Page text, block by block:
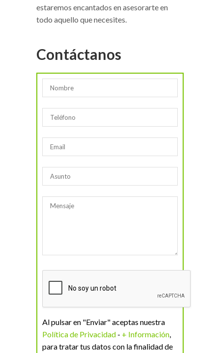
estaremos encantados en asesorarte en
todo aquello que necesites.
Contáctanos
Al pulsar en "Enviar" aceptas nuestra
Política de Privacidad - + Información,
para tratar tus datos con la finalidad de